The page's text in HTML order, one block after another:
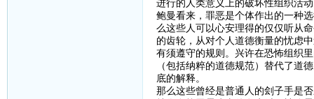
进行的人类意义上的破坏性组织活
鲍曼看来，罪恶是个体作出的一种
么这些人可以心安理得的仅仅听从
的齿轮，从对个人道德衡量的忧虑
有须遵守的规则。兴许在恐怖组织
（包括纳粹的道德规范）替代了道
底的解释。
那么这些曾经是普通人的刽子手是